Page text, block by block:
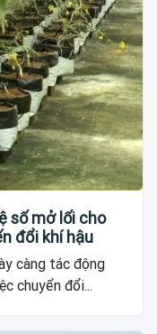
số mở lối cho
đổi khí hậu
càng tác động
chuyển đổi...